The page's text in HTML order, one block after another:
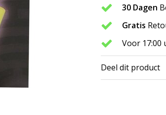
30 Dagen
Gratis
Voor 17:00
Deel dit product